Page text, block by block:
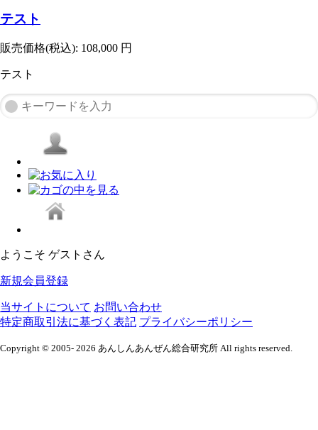
テスト
販売価格(税込): 108,000 円
テスト
ようこそ ゲストさん
新規会員登録
当サイトについて お問い合わせ
特定商取引法に基づく表記 プライバシーポリシー
Copyright © 2005- 2026 あんしんあんぜん総合研究所 All rights reserved.